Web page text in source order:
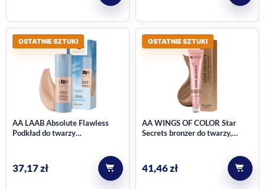
OSTATNIE SZTUKI
AA LAAB Absolute Flawless
Podkład do twarzy
37,17zł
OSTATNIE SZTUKI
AA WINGS OF COLOR Star
Secrets bronzer do twarzy,
41,46zł